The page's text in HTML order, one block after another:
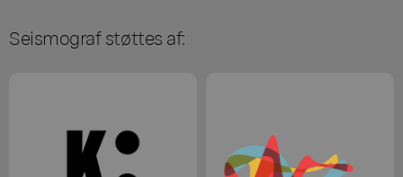
Seismograf støttes af: